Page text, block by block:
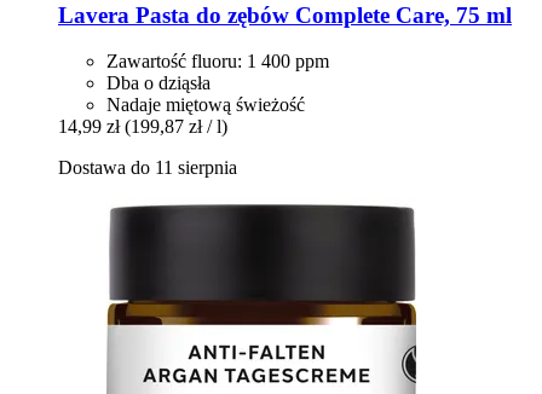
Lavera Pasta do zębów Complete Care, 75 ml
Zawartość fluoru: 1 400 ppm
Dba o dziąsła
Nadaje miętową świeżość
14,99 zł (199,87 zł / l)
Dostawa do 11 sierpnia